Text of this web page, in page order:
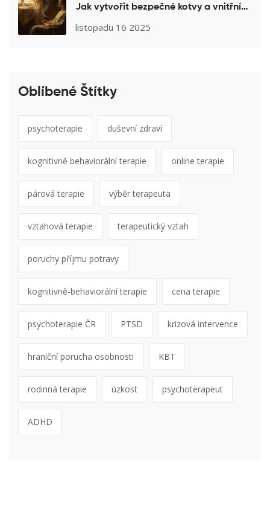
Jak vytvořit bezpečné kotvy a vnitřní
zdroje pro terapii PTSD
listopadu 16 2025
Oblíbené Štítky
psychoterapie duševní zdraví
kognitivně behaviorální terapie online terapie
párová terapie výběr terapeuta
vztahová terapie terapeutický vztah
poruchy příjmu potravy
kognitivně-behaviorální terapie cena terapie
psychoterapie ČR PTSD krizová intervence
hraniční porucha osobnosti KBT
rodinná terapie úzkost psychoterapeut
ADHD